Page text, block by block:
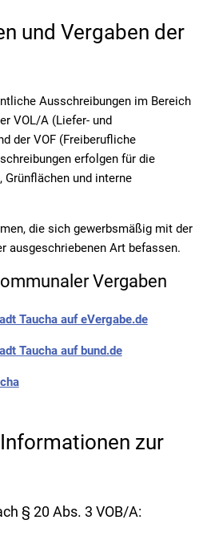
und Vergaben der
Ausschreibungen im Bereich
VOL/A (Liefer- und
der VOF (Freiberufliche
erfolgen für die
Grünflächen und interne
die sich gewerbsmäßig mit der
ausgeschriebenen Art befassen.
Vergaben
Taucha auf eVergabe.de
Taucha auf bund.de
zur
§ 20 Abs. 3 VOB/A: